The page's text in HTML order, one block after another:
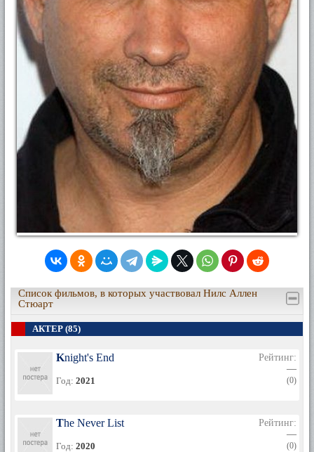
Список фильмов, в которых участвовал Нилс Аллен
Стюарт
АКТЕР (85)
Knight's End
Год: 2021
Рейтинг:
—
(0)
The Never List
Год: 2020
Рейтинг:
—
(0)